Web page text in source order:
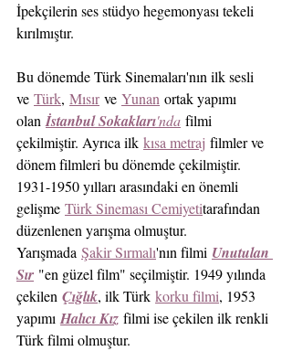
İpekçilerin ses stüdyo hegemonyası tekeli
kırılmıştır.
Bu dönemde Türk Sinemaları'nın ilk sesli
ve Türk, Mısır ve Yunan ortak yapımı
olan İstanbul Sokakları'nda filmi
çekilmiştir. Ayrıca ilk kısa metraj filmler ve
dönem filmleri bu dönemde çekilmiştir.
1931-1950 yılları arasındaki en önemli
gelişme Türk Sineması Cemiyetitarafından
düzenlenen yarışma olmuştur.
Yarışmada Şakir Sırmalı'nın filmi Unutulan
Sır "en güzel film" seçilmiştir. 1949 yılında
çekilen Çığlık, ilk Türk korku filmi, 1953
yapımı Halıcı Kız filmi ise çekilen ilk renkli
Türk filmi olmuştur.